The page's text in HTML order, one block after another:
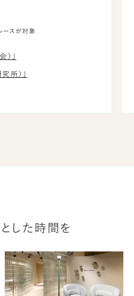
ースが対象
」
所）」
した時間を